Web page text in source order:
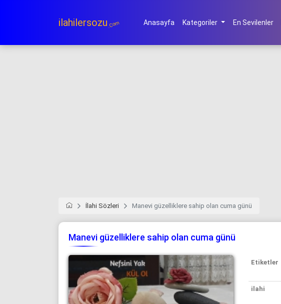
ilahilersozu.Com Anasayfa Kategoriler En Sevilenler
İlahi Sözleri Manevi güzelliklere sahip olan cuma günü
Manevi güzelliklere sahip olan cuma günü
Etiketler
ilahi